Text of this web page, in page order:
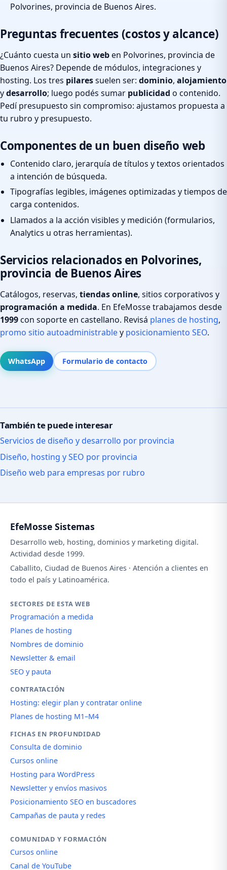
Polvorines, provincia de Buenos Aires.
Preguntas frecuentes (costos y alcance)
¿Cuánto cuesta un sitio weben Polvorines, provincia de
Buenos Aires? Depende de módulos, integraciones y
hosting. Los tres pilaressuelen ser: dominio, alojamiento
ydesarrollo; luego podés sumar publicidad o contenido.
Pedí presupuesto sin compromiso: ajustamos propuesta a
tu rubro y presupuesto.
Componentes de un buen diseño web
Contenido claro, jerarquía de títulos y textos orientados
a intención de búsqueda.
Tipografías legibles, imágenes optimizadas y tiempos de
carga contenidos.
Llamados a la acción visibles y medición (formularios,
Analytics u otras herramientas).
Servicios relacionados en Polvorines,
provincia de Buenos Aires
Catálogos, reservas, tiendas online, sitios corporativos y
programación a medida. En EfeMosse trabajamos desde
1999con soporte en castellano. Revisá planes de hosting,
promo sitio autoadministrabley posicionamiento SEO.
WhatsApp Formulario de contacto
También te puede interesar
Servicios de diseño y desarrollo por provincia
Diseño, hosting y SEO por provincia
Diseño web para empresas por rubro
EfeMosse Sistemas
Desarrollo web, hosting, dominios y marketing digital.
Actividad desde 1999.
Caballito, Ciudad de Buenos Aires · Atención a clientes en
todo el país y Latinoamérica.
SECTORES DE ESTA WEB
Programación a medida
Planes de hosting
Nombres de dominio
Newsletter & email
SEO y pauta
CONTRATACIÓN
Hosting: elegir plan y contratar online
Planes de hosting M1–M4
FICHAS EN PROFUNDIDAD
Consulta de dominio
Cursos online
Hosting para WordPress
Newsletter y envíos masivos
Posicionamiento SEO en buscadores
Campañas de pauta y redes
COMUNIDAD Y FORMACIÓN
Cursos online
Canal de YouTube